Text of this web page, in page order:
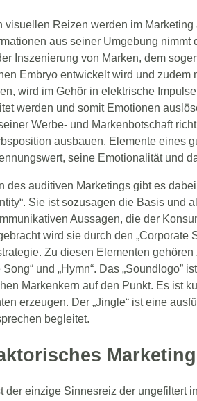
visuellen Reizen werden im
aus seiner Umgebung nimmt
Inszenierung von Marken, dem
Embryo entwickelt wird und
wird im Gehör in elektrische
werden und somit Emotionen
Werbe- und Markenbotschaft
ausbauen. Elemente eines
seine Emotionalität und
des auditiven Marketings gibt es
Sie ist sozusagen die Basis und
Aussagen, die der
wird sie durch den
Zu diesen Elementen gehören
Song“ und „Hymn“. Das
Markenkern auf den Punkt. Es ist
erzeugen. Der „Jingle“ ist eine
begleitet.
Marketing
der einzige Sinnesreiz der ungefiltert